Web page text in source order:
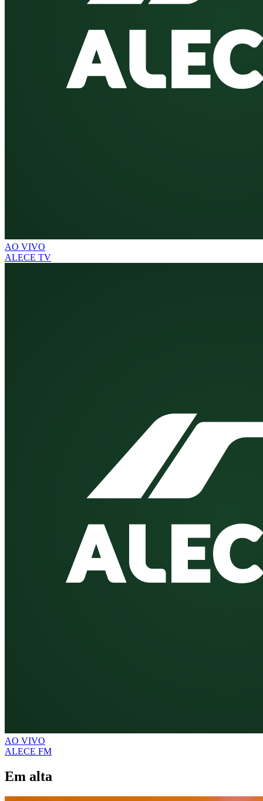
AO VIVO
ALECE TV
AO VIVO
ALECE FM
Em alta